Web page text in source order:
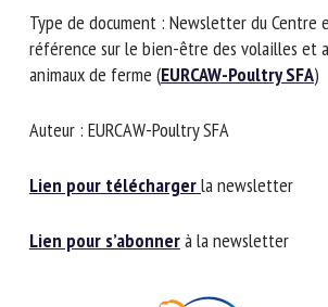
Type de document : Newsletter du Centre
référence sur le bien-être des volailles et
animaux de ferme (EURCAW-Poultry SFA)
Auteur : EURCAW-Poultry SFA
Lien pour télécharger la newsletter
Lien pour s’abonnerà la newsletter
Nom *
Prénom *